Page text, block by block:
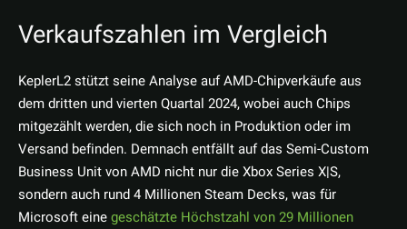
Verkaufszahlen im Vergleich
KeplerL2 stützt seine Analyse auf AMD-Chipverkäufe aus
dem dritten und vierten Quartal 2024, wobei auch Chips
mitgezählt werden, die sich noch in Produktion oder im
Versand befinden. Demnach entfällt auf das Semi-Custom
Business Unit von AMD nicht nur die Xbox Series X|S,
sondern auch rund 4 Millionen Steam Decks, was für
Microsoft einegeschätzte Höchstzahl von 29 Millionen